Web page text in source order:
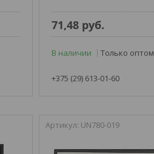
71,48 руб.
В наличии Только оптом
+375 (29) 613-01-60
UN780-019